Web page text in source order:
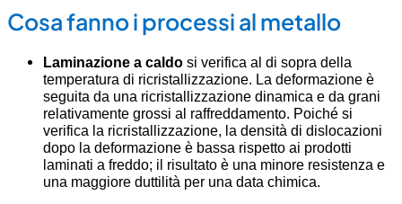
Cosa fanno i processi al metallo
Laminazione a caldo si verifica al di sopra della
temperatura di ricristallizzazione. La deformazione è
seguita da una ricristallizzazione dinamica e da grani
relativamente grossi al raffreddamento. Poiché si
verifica la ricristallizzazione, la densità di dislocazioni
dopo la deformazione è bassa rispetto ai prodotti
laminati a freddo; il risultato è una minore resistenza e
una maggiore duttilità per una data chimica.